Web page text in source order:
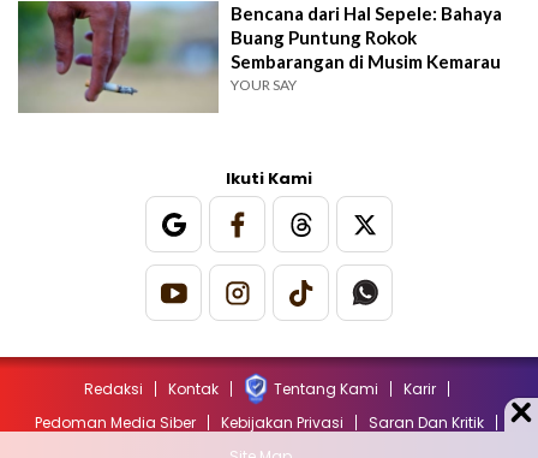
Bencana dari Hal Sepele: Bahaya
Buang Puntung Rokok
Sembarangan di Musim Kemarau
YOUR SAY
Ikuti Kami
Redaksi Kontak Tentang Kami
Karir
Pedoman Media Siber
Kebijakan Privasi
Saran Dan Kritik